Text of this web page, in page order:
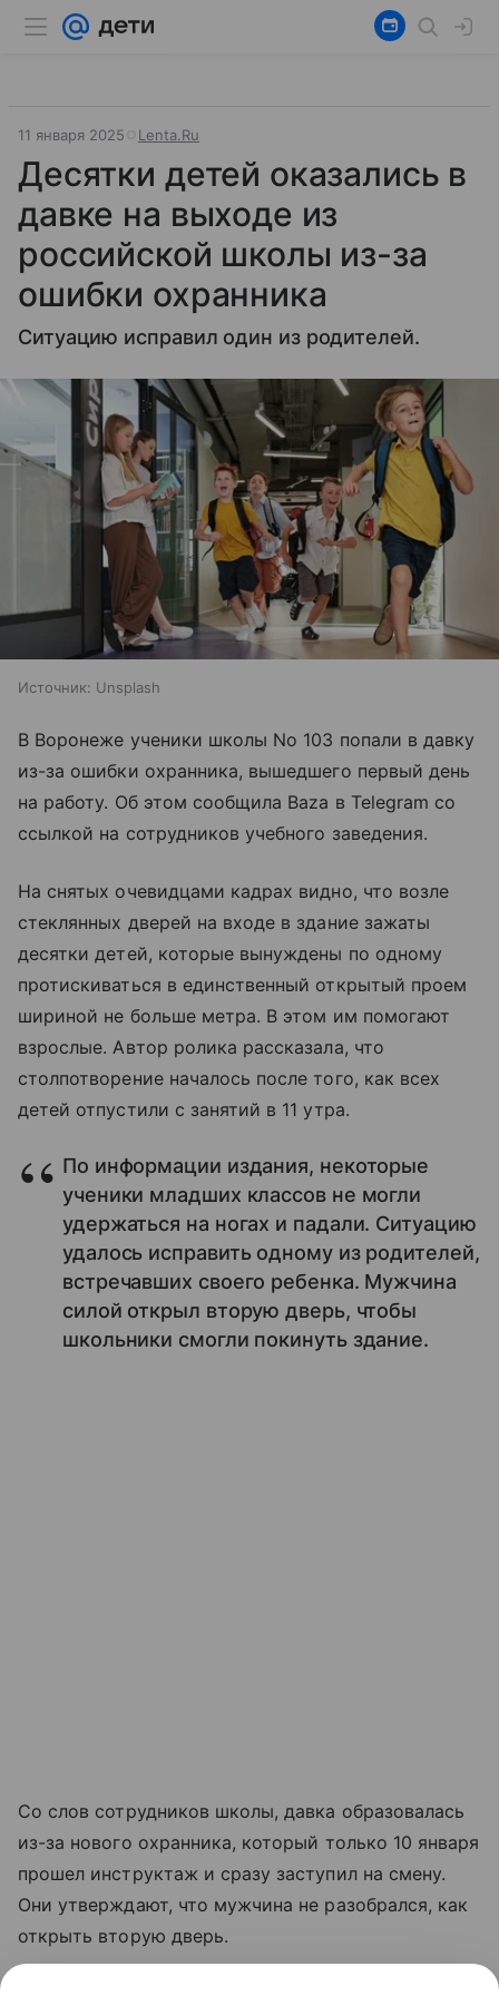
11 января 2025 Lenta.Ru
Десятки детей оказались в
давке на выходе из
российской школы из-за
ошибки охранника
Ситуацию исправил один из родителей.
Источник: Unsplash
В Воронеже ученики школы No 103 попали в давку
из-за ошибки охранника, вышедшего первый день
на работу. Об этом сообщила Baza в Telegram со
ссылкой на сотрудников учебного заведения.
На снятых очевидцами кадрах видно, что возле
стеклянных дверей на входе в здание зажаты
десятки детей, которые вынуждены по одному
протискиваться в единственный открытый проем
шириной не больше метра. В этом им помогают
взрослые. Автор ролика рассказала, что
столпотворение началось после того, как всех
детей отпустили с занятий в 11 утра.
По информации издания, некоторые
ученики младших классов не могли
удержаться на ногах и падали. Ситуацию
удалось исправить одному из родителей,
встречавших своего ребенка. Мужчина
силой открыл вторую дверь, чтобы
школьники смогли покинуть здание.
Со слов сотрудников школы, давка образовалась
из-за нового охранника, который только 10 января
прошел инструктаж и сразу заступил на смену.
Они утверждают, что мужчина не разобрался, как
открыть вторую дверь.